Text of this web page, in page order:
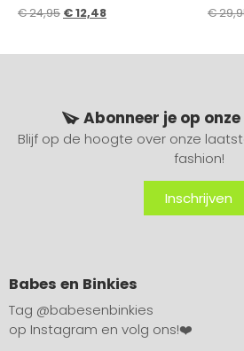
€24,95 €12,48 €
Abonneer je op
Blijf op de hoogte over onze
fashion!
Inschrijven
Babes en Binkies
Tag @babesenbinkies
op Instagram en volg ons!❤️